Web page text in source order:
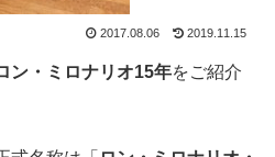
2017.08.06 2019.11.15
ン・ミロナリオ15年をご紹介